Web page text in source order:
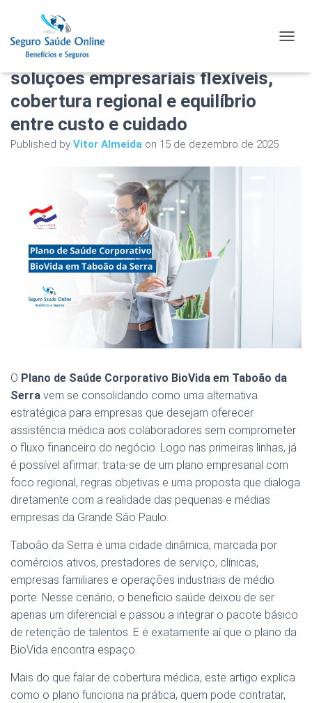
Plano de Saúde Corporativo
BioVida em Taboão da Serra:
soluções empresariais flexíveis,
cobertura regional e equilíbrio
entre custo e cuidado
Published by Vitor Almeida on 15 de dezembro de 2025
O Plano de Saúde Corporativo BioVida em Taboão da
Serra vem se consolidando como uma alternativa
estratégica para empresas que desejam oferecer
assistência médica aos colaboradores sem comprometer
o fluxo financeiro do negócio. Logo nas primeiras linhas, já
é possível afirmar: trata-se de um plano empresarial com
foco regional, regras objetivas e uma proposta que dialoga
diretamente com a realidade das pequenas e médias
empresas da Grande São Paulo.
Taboão da Serra é uma cidade dinâmica, marcada por
comércios ativos, prestadores de serviço, clínicas,
empresas familiares e operações industriais de médio
porte. Nesse cenário, o benefício saúde deixou de ser
apenas um diferencial e passou a integrar o pacote básico
de retenção de talentos. E é exatamente aí que o plano da
BioVida encontra espaço.
Mais do que falar de cobertura médica, este artigo explica
como o plano funciona na prática, quem pode contratar,